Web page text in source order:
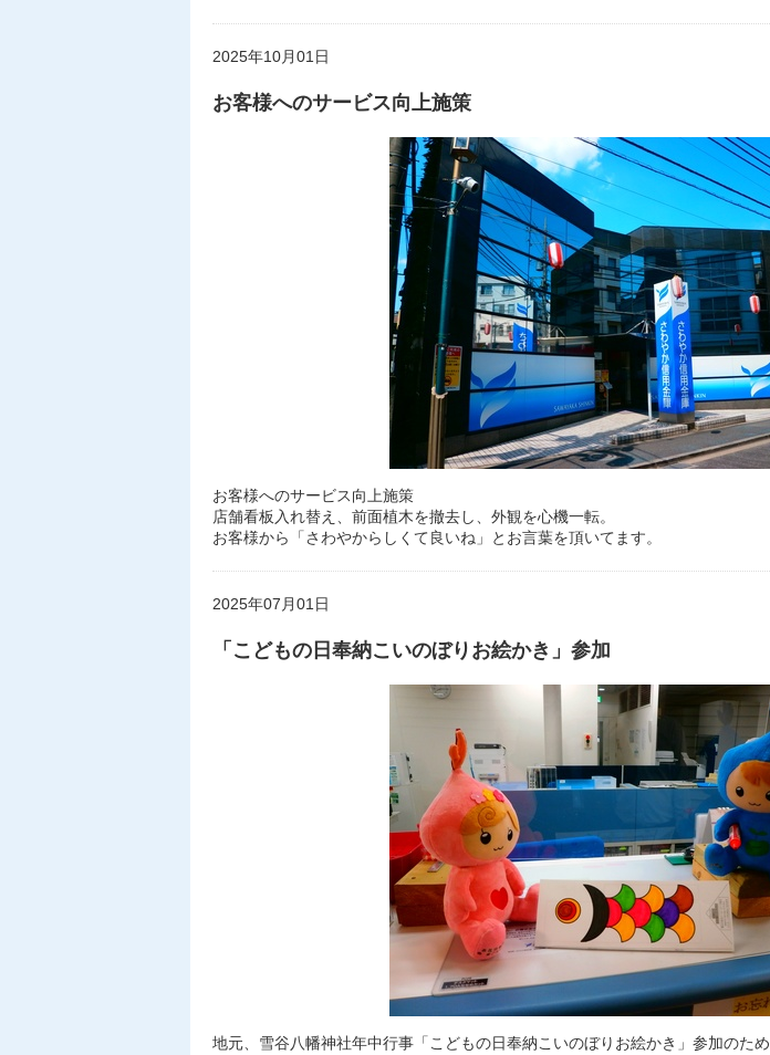
2025年10月01日
お客様へのサービス向上施策
お客様へのサービス向上施策
店舗看板入れ替え、前面植木を撤去し、外観を心機一転。
お客様から「さわやからしくて良いね」とお言葉を頂いてます。
2025年07月01日
「こどもの日奉納こいのぼりお絵かき」参加
地元、雪谷八幡神社年中行事「こどもの日奉納こいのぼりお絵かき」参加のため